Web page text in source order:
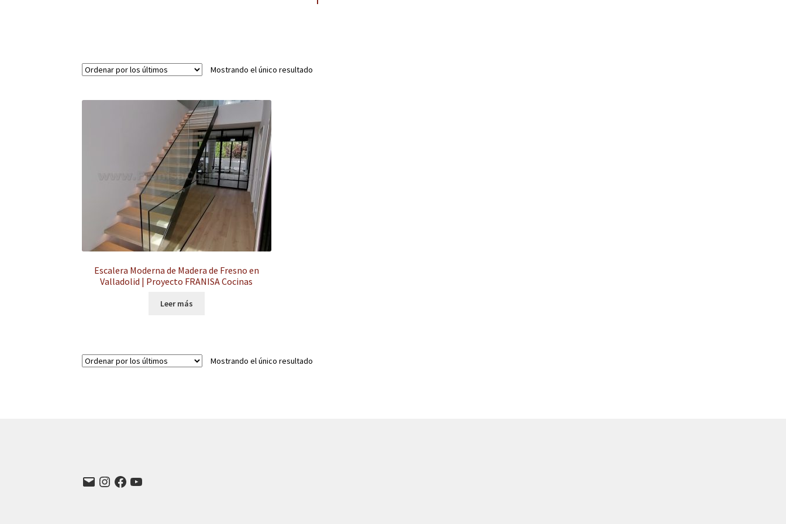
Mostrando el único resultado
Escalera Moderna de Madera de Fresno en
Valladolid | Proyecto FRANISA Cocinas
Leer más
Mostrando el único resultado
Correo
electrónico
Instagram
Facebook
YouTube